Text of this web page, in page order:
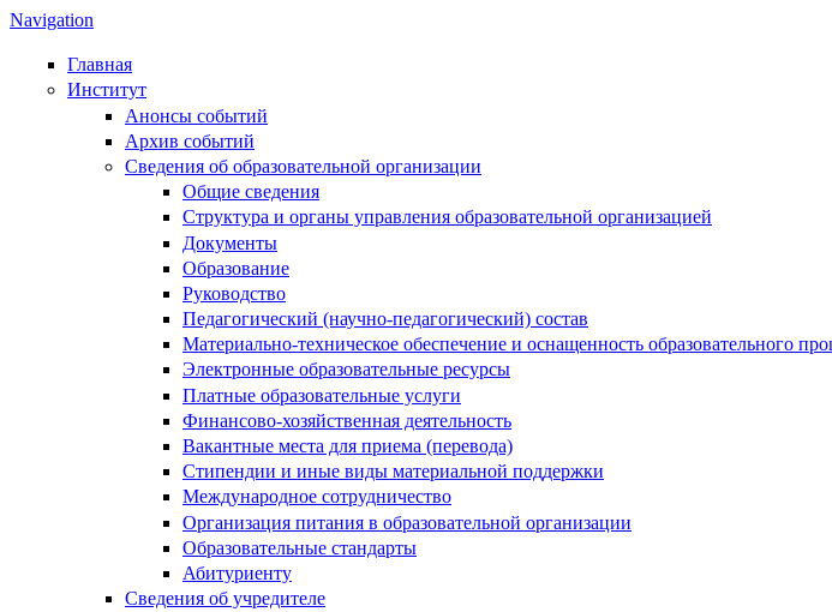
Navigation
Главная
Институт
Анонсы событий
Архив событий
Сведения об образовательной организации
Общие сведения
Структура и органы управления образовательной организацией
Документы
Образование
Руководство
Педагогический (научно-педагогический) состав
Материально-техническое обеспечение и оснащенность образовательного
Электронные образовательные ресурсы
Платные образовательные услуги
Финансово-хозяйственная деятельность
Вакантные места для приема (перевода)
Стипендии и иные виды материальной поддержки
Международное сотрудничество
Организация питания в образовательной организации
Образовательные стандарты
Абитуриенту
Сведения об учредителе